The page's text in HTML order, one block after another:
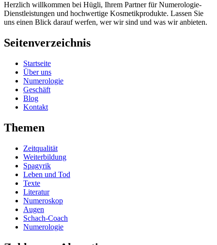
Herzlich willkommen bei Hügli, Ihrem Partner für Numerologie-
Dienstleistungen und hochwertige Kosmetikprodukte. Lassen Sie
uns einen Blick darauf werfen, wer wir sind und was wir anbieten.
Seitenverzeichnis
Startseite
Über uns
Numerologie
Geschäft
Blog
Kontakt
Themen
Zeitqualität
Weiterbildung
Spagyrik
Leben und Tod
Texte
Literatur
Numeroskop
Augen
Schach-Coach
Numerologie